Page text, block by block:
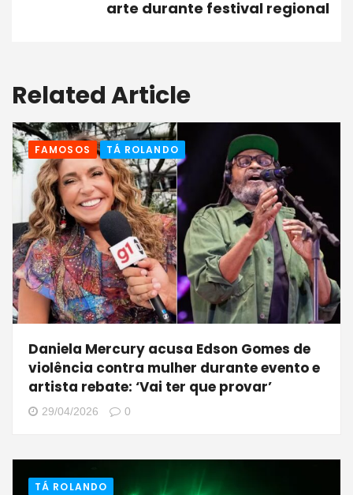
arte durante festival regional
Related Article
FAMOSOS TÁ ROLANDO
Daniela Mercury acusa Edson Gomes de
violência contra mulher durante evento e
artista rebate: ‘Vai ter que provar’
29/04/2026 0
TÁ ROLANDO